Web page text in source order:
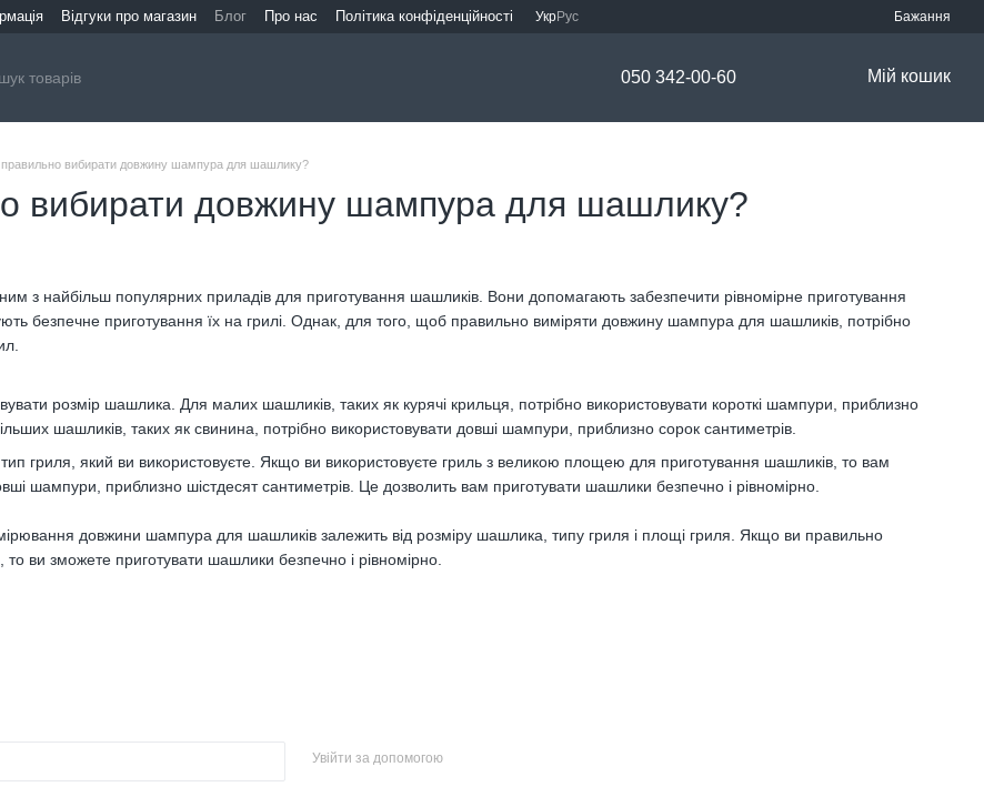
Відгуки про магазин Блог Про нас Політика конфіденційності УкрРус Бажання
050 342-00-60 Мій кошик
вибирати довжину шампура для шашлику?
вибирати довжину шампура для шашлику?
з найбільш популярних приладів для приготування шашликів. Вони допомагають забезпечити рівномірне приготування
безпечне приготування їх на грилі. Однак, для того, щоб правильно виміряти довжину шампура для шашликів, потрібно
розмір шашлика. Для малих шашликів, таких як курячі крильця, потрібно використовувати короткі шампури, приблизно
шашликів, таких як свинина, потрібно використовувати довші шампури, приблизно сорок сантиметрів.
гриля, який ви використовуєте. Якщо ви використовуєте гриль з великою площею для приготування шашликів, то вам
шампури, приблизно шістдесят сантиметрів. Це дозволить вам приготувати шашлики безпечно і рівномірно.
довжини шампура для шашликів залежить від розміру шашлика, типу гриля і площі гриля. Якщо ви правильно
ви зможете приготувати шашлики безпечно і рівномірно.
Увійти за допомогою